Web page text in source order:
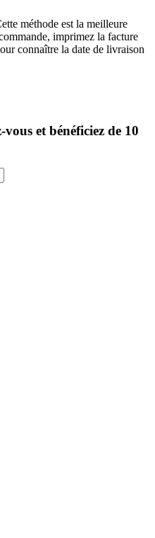
méthode est la meilleure
imprimez la facture
connaître la date de livraison
et bénéficiez de 10